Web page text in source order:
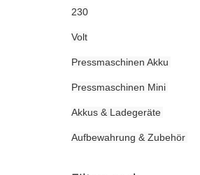
230
Volt
Pressmaschinen Akku
Pressmaschinen Mini
Akkus & Ladegeräte
Aufbewahrung & Zubehör